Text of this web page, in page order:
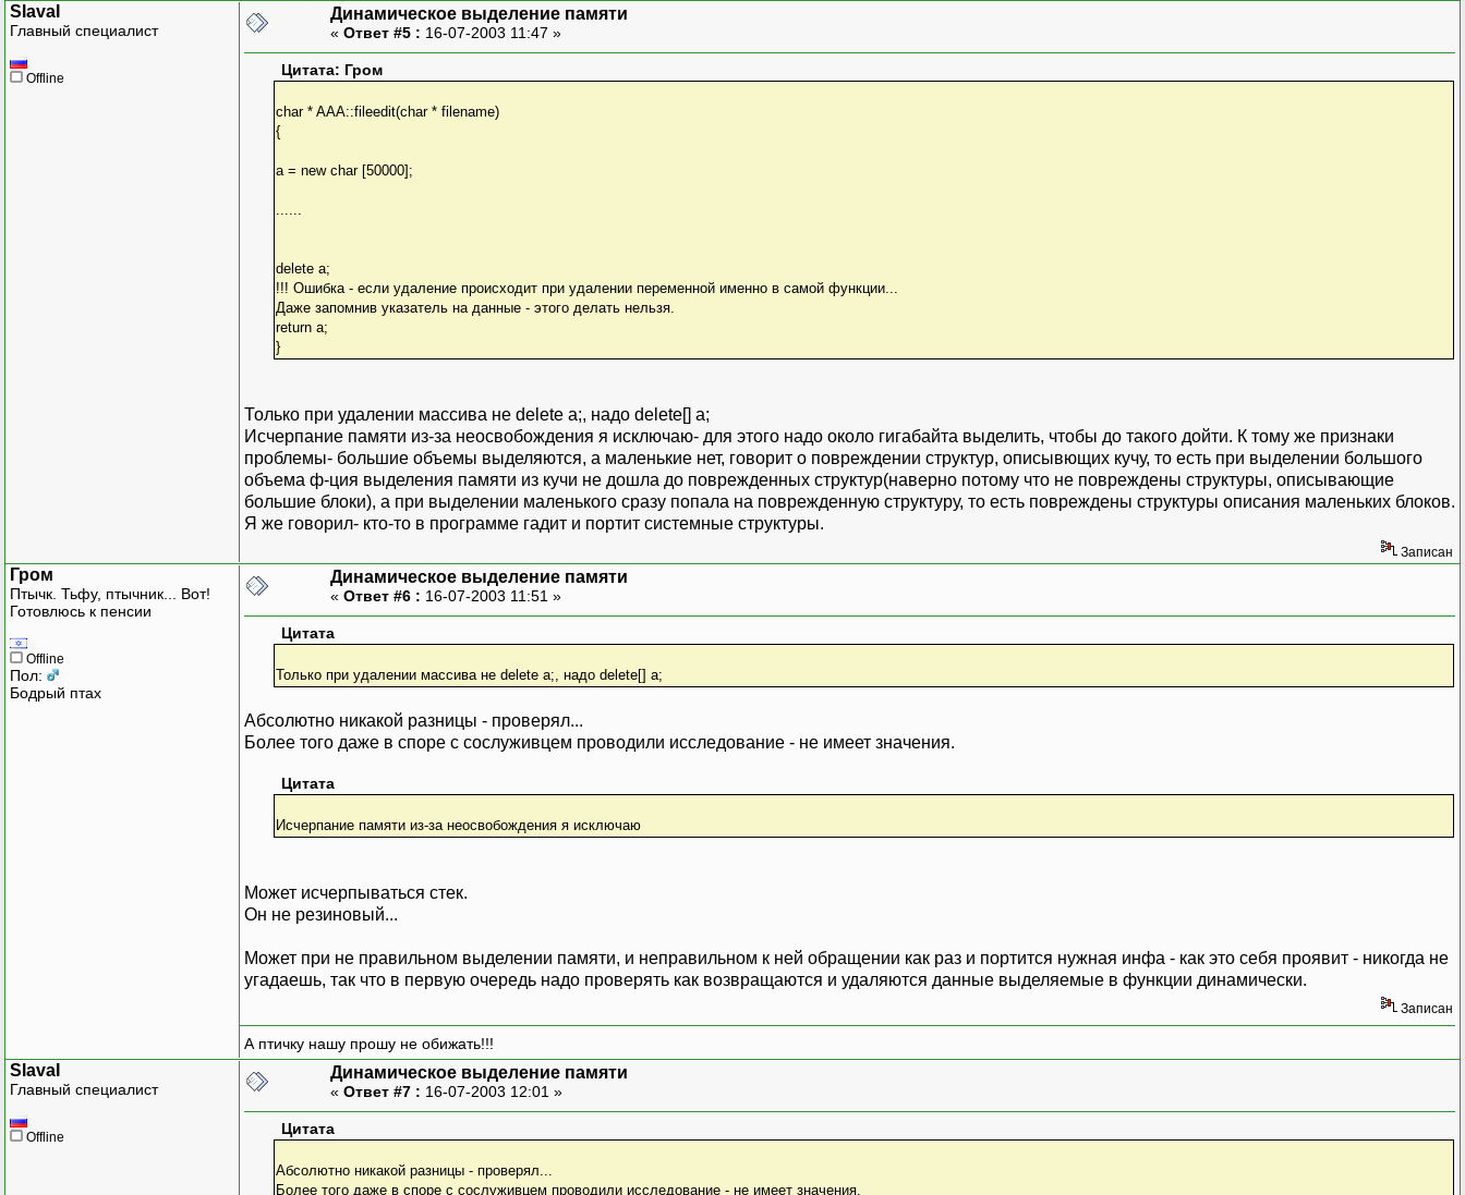
SlavaI
Главный специалист
Offline
Динамическое выделение памяти
« Ответ #5 : 16-07-2003 11:47 »
Цитата: Гром
char * AAA::fileedit(char * filename)
{
a = new char [50000];
delete a;
!!! Ошибка - если удаление происходит при удалении переменной именно в самой функции...
Даже запомнив указатель на данные - этого делать нельзя.
return a;
}
Только при удалении массива не delete a;, надо delete[] a;
Исчерпание памяти из-за неосвобождения я исключаю- для этого надо около гигабайта выделить, чтобы до такого дойти. К тому же признаки
проблемы- большие объемы выделяются, а маленькие нет, говорит о повреждении структур, описывющих кучу, то есть при выделении большого
объема ф-ция выделения памяти из кучи не дошла до поврежденных структур(наверно потому что не повреждены структуры, описывающие
большие блоки), а при выделении маленького сразу попала на поврежденную структуру, то есть повреждены структуры описания маленьких блоков.
Я же говорил- кто-то в программе гадит и портит системные структуры.
Записан
Гром
Птычк. Тьфу, птычник... Вот!
Готовлюсь к пенсии
Offline
Пол:
Бодрый птах
Динамическое выделение памяти
« Ответ #6 : 16-07-2003 11:51 »
Цитата
Только при удалении массива не delete a;, надо delete[] a;
Абсолютно никакой разницы - проверял...
Более того даже в споре с сослуживцем проводили исследование - не имеет значения.
Цитата
Исчерпание памяти из-за неосвобождения я исключаю
Может исчерпываться стек.
Он не резиновый...
Может при не правильном выделении памяти, и неправильном к ней обращении как раз и портится нужная инфа - как это себя проявит - никогда не
угадаешь, так что в первую очередь надо проверять как возвращаются и удаляются данные выделяемые в функции динамически.
Записан
А птичку нашу прошу не обижать!!!
SlavaI
Главный специалист
Offline
Динамическое выделение памяти
« Ответ #7 : 16-07-2003 12:01 »
Цитата
Абсолютно никакой разницы - проверял...
Более того даже в споре с сослуживцем проводили исследование - не имеет значения.